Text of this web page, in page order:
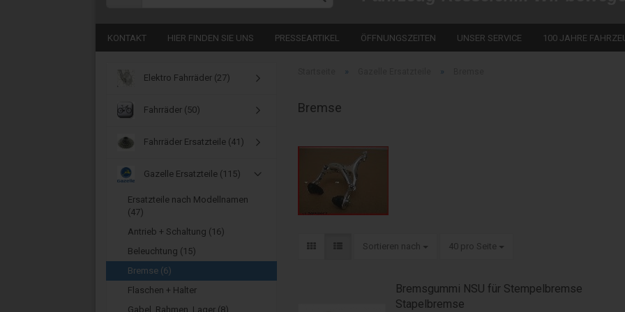
Konto erstellen
KONTAKT HIER FINDEN SIE UNS PRESSEARTIKEL ÖFFNUNGSZEITEN UNSER SERVICE 100 JAHRE
» »
Bremse
Sortieren nach 40 pro Seite
Bremsgummi NSU für Stempelbremse
Stapelbremse
Elektro Fahrräder (27)
Fahrräder (50)
Fahrräder Ersatzteile (41)
Gazelle Ersatzteile (115)
Ersatzteile nach Modellnamen
(47)
Antrieb + Schaltung (16)
Beleuchtung (15)
Bremse (6)
Flaschen + Halter
Gabel, Rahmen, Lager (8)